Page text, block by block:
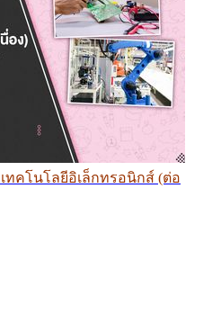
เทคโนโลยีอิเล็กทรอนิกส์ (ต่อ